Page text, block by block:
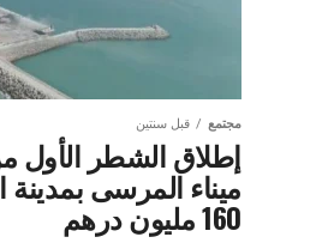
مجتمع قبل سنتين
إطلاق الشطر الأول
ميناء المرسى بمدينة
160 مليون درهم